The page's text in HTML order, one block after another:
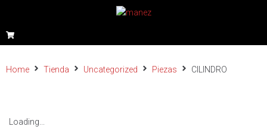
Home Tienda Uncategorized Piezas CILINDRO
Loading...